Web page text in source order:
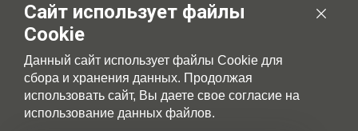
Мы работаем с 2005 года. Мы приглашаем к сотрудничеству
новых клиентов и всегда рассчитываем на взаимовыгодные,
долгосрочные партнерские отношения.
Сайт использует файлы
Cookie
Данный сайт использует файлы Cookie для
сбора и хранения данных. Продолжая
использовать сайт, Вы даете свое согласие на
использование данных файлов.